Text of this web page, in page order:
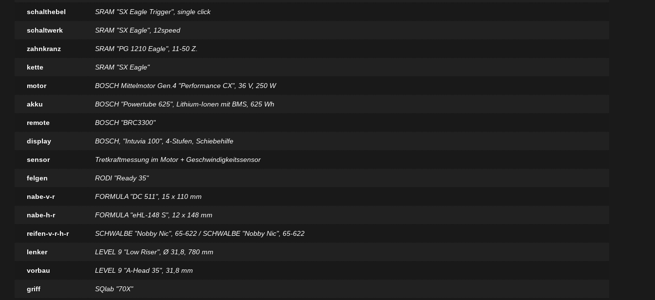
schalthebel SRAM "SX Eagle Trigger", single click
schaltwerk SRAM "SX Eagle", 12speed
zahnkranz SRAM "PG 1210 Eagle", 11-50 Z.
kette SRAM "SX Eagle"
motor BOSCH Mittelmotor Gen.4 "Performance CX", 36 V, 250 W
akku BOSCH "Powertube 625", Lithium-Ionen mit BMS, 625 Wh
remote BOSCH "BRC3300"
display BOSCH, "Intuvia 100", 4-Stufen, Schiebehilfe
sensor Tretkraftmessung im Motor + Geschwindigkeitssensor
felgen RODI "Ready 35"
nabe-v-r FORMULA "DC 511", 15 x 110 mm
nabe-h-r FORMULA "eHL-148 S", 12 x 148 mm
reifen-v-r-h-r SCHWALBE "Nobby Nic", 65-622 / SCHWALBE "Nobby Nic", 65-622
lenker LEVEL 9 "Low Riser", Ø 31,8, 780 mm
vorbau LEVEL 9 "A-Head 35", 31,8 mm
griff SQlab "70X"